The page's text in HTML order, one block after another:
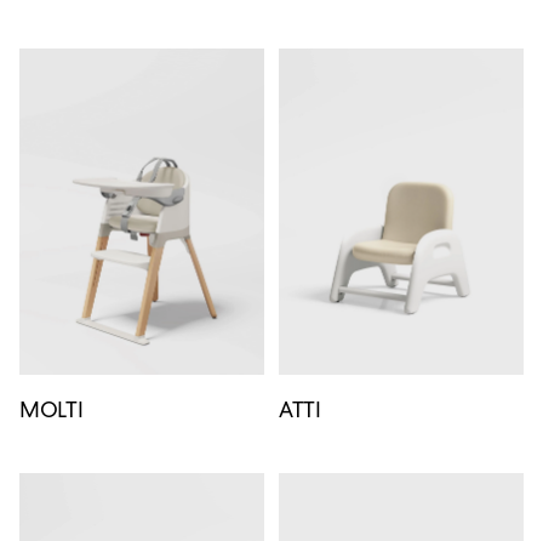
MOLTI ATTI